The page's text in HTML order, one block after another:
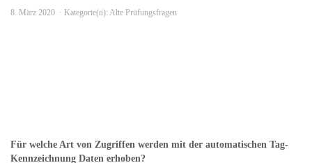
8. März 2020 Kategorie(n): Alte Prüfungsfragen
Für welche Art von Zugriffen werden mit der automatischen Tag-
Kennzeichnung Daten erhoben?